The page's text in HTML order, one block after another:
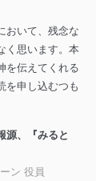
善
機会を通
継続的に改
メントシ
おいて、残念な
く思います。本
を伝えてくれる
を申し込むつも
源、『みると
ン 役員